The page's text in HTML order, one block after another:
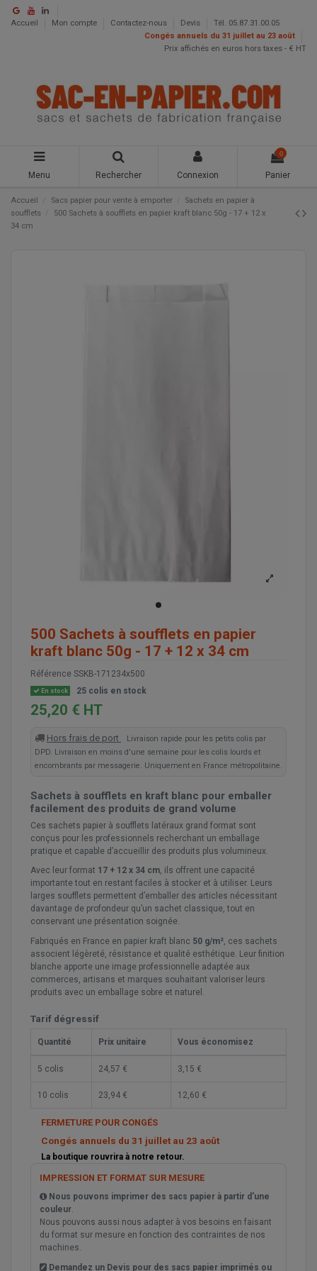
Accueil Mon compte Contactez-nous Devis
Tél. 05.87.31.00.05
Congés annuels du 31 juillet au 23 août
Prix affichés en euros hors taxes - € HT
Menu Rechercher Connexion
0
Panier
Accueil Sacs papier pour vente à emporter
Sachets en papier à
soufflets
500 Sachets à soufflets en papier kraft blanc 50g - 17 + 12 x
34 cm
500 Sachets à soufflets en papier
kraft blanc 50g - 17 + 12 x 34 cm
Référence SSKB-171234x500
En stock 25 colis en stock
25,20 € HT
Hors frais de port
Livraison rapide pour les petits colis par
DPD. Livraison en moins d'une semaine pour les colis lourds et
encombrants par messagerie. Uniquement en France métropolitaine.
Sachets à soufflets en kraft blanc pour emballer
facilement des produits de grand volume
Ces sachets papier à soufflets latéraux grand format sont
conçus pour les professionnels recherchant un emballage
pratique et capable d’accueillir des produits plus volumineux.
Avec leur format 17 + 12 x 34 cm, ils offrent une capacité
importante tout en restant faciles à stocker et à utiliser. Leurs
larges soufflets permettent d’emballer des articles nécessitant
davantage de profondeur qu’un sachet classique, tout en
conservant une présentation soignée.
Fabriqués en France en papier kraft blanc 50 g/m², ces sachets
associent légèreté, résistance et qualité esthétique. Leur finition
blanche apporte une image professionnelle adaptée aux
commerces, artisans et marques souhaitant valoriser leurs
produits avec un emballage sobre et naturel.
Tarif dégressif
Quantité Prix unitaire Vous économisez
5 colis 24,57 € 3,15 €
10 colis 23,94 € 12,60 €
FERMETURE POUR CONGÉS
Congés annuels du 31 juillet au 23 août
La boutique rouvrira à notre retour.
IMPRESSION ET FORMAT SUR MESURE
Nous pouvons imprimer des sacs papier à partir d'une
couleur.
Nous pouvons aussi nous adapter à vos besoins en faisant
du format sur mesure en fonction des contraintes de nos
machines.
Demandez un Devis pour des sacs papier imprimés ou